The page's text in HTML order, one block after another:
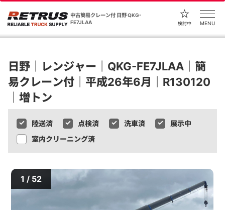
中古簡易クレーン付 日野 QKG-
FE7JLAA
検討中 MENU
日野｜レンジャー｜QKG-FE7JLAA｜簡
易クレーン付｜平成26年6月｜R130120
｜増トン
陸送済 点検済 洗車済
展示中
室内クリーニング済
1 / 52